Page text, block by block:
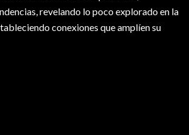
revelando lo poco explorado en la
conexiones que amplíen su